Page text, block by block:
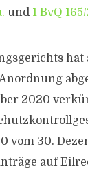
und 1 BvQ
hat
2020
vom 30.
auf